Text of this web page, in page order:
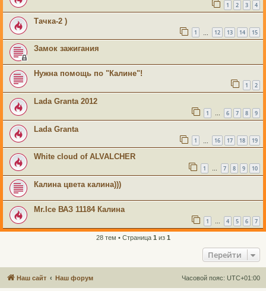
1 2 3 4
Тачка-2 )
1 12 13 14 15
Замок зажигания
Нужна помощь по "Калине"!
1 2
Lada Granta 2012
1 … 6 7 8 9
Lada Granta
1 16 17 18 19
White cloud of ALVALCHER
1 … 7 8 9 10
Калина цвета калина)))
Mr.Ice ВАЗ 11184 Калина
1 4 5 6 7
28 тем • Страница 1 из 1
Перейти
Наш сайт Наш форум Часовой пояс: UTC+01:00